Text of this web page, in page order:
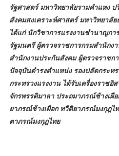
รัฐศาสตร์ มหาวิทยาลัยรามคำแหง
สังคมสงเคราะห์ศาสตร์ มหาวิทยาลั
ได้แก่ นักวิชาการแรงงานชำนาญกา
รัฐมนตรี ผู้ตรวจราชการกรมสำนักง
สำนักงานประกันสังคม ผู้ตรวจราชก
ปัจจุบันดำรงตำแหน่ง รองปลัดกระท
กระทรวงแรงงาน ได้รับเครื่องราช
จักรพรรดิมาลา ประถมาภรณ์ช้างเผื
ยาภรณ์ช้างเผือก ทวีติยาภรณ์มงกุฎไ
ตาภรณ์มงกุฎไทย